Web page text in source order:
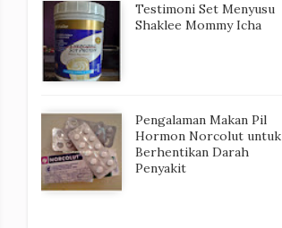
Testimoni Set Menyusu
Shaklee Mommy Icha
Pengalaman Makan Pil
Hormon Norcolut untuk
Berhentikan Darah
Penyakit